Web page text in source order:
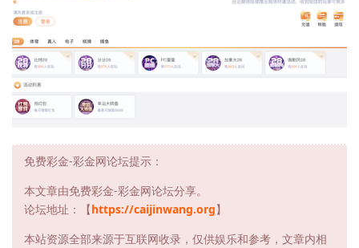
免费彩金-彩金网论坛提示：
本文章由免费彩金-彩金网论坛分享。
论坛地址：【https://caijinwang.org】
本站资源全部来源于互联网收录，仅供娱乐和参考，文章内相